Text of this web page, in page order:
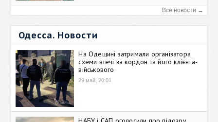
Все новости →
Одесса. Новости
На Одещині затримали організатора
схеми втечі за кордон та його клієнта-
військового
29 май, 20:01